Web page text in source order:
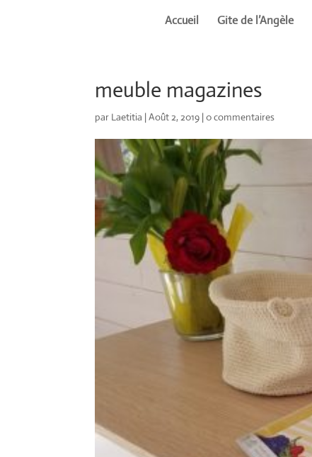
Accueil Gite de l’Angèle
meuble magazines
par Laetitia |Août 2, 2019 |0 commentaires